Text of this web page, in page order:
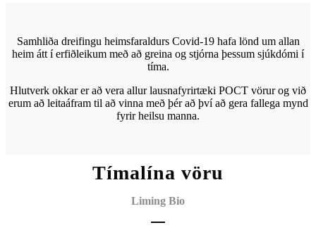
Samhliða dreifingu heimsfaraldurs Covid-19 hafa lönd um allan
heim átt í erfiðleikum með að greina og stjórna þessum sjúkdómi í
tíma.
Hlutverk okkar er að vera allur lausnafyrirtæki POCT vörur og við
erum að leitaáfram til að vinna með þér að því að gera fallega mynd
fyrir heilsu manna.
Tímalína vöru
Liming Bio